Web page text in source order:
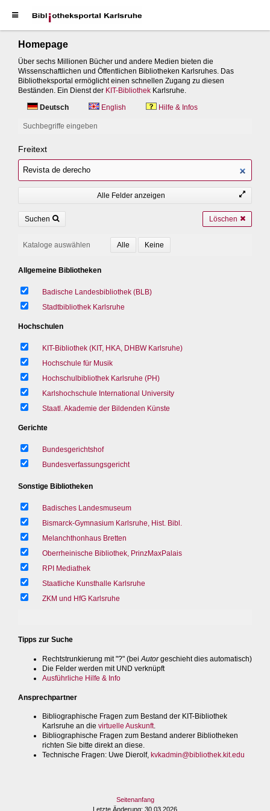
Homepage
Über sechs Millionen Bücher und andere Medien bieten die
Wissenschaftlichen und Öffentlichen Bibliotheken Karlsruhes. Das
Bibliotheksportal ermöglicht einen schnellen Zugang zu diesen
Beständen. Ein Dienst der KIT-Bibliothek Karlsruhe.
Deutsch
English Hilfe & Infos
Suchbegriffe eingeben
Freitext
Alle Felder anzeigen
Suchen Löschen
Kataloge auswählen
Allgemeine Bibliotheken
Badische Landesbibliothek (BLB)
Stadtbibliothek Karlsruhe
Hochschulen
KIT-Bibliothek (KIT, HKA, DHBW Karlsruhe)
Hochschule für Musik
Hochschulbibliothek Karlsruhe (PH)
Karlshochschule International University
Staatl. Akademie der Bildenden Künste
Gerichte
Bundesgerichtshof
Bundesverfassungsgericht
Sonstige Bibliotheken
Badisches Landesmuseum
Bismarck-Gymnasium Karlsruhe, Hist. Bibl.
Melanchthonhaus Bretten
Oberrheinische Bibliothek, PrinzMaxPalais
RPI Mediathek
Staatliche Kunsthalle Karlsruhe
ZKM und HfG Karlsruhe
Tipps zur Suche
Rechtstrunkierung mit "?" (bei Autorgeschieht dies automatisch)
Die Felder werden mit UND verknüpft
Ausführliche Hilfe & Info
Ansprechpartner
Bibliographische Fragen zum Bestand der KIT-Bibliothek
Karlsruhe an die virtuelle Auskunft.
Bibliographische Fragen zum Bestand anderer Bibliotheken
richten Sie bitte direkt an diese.
Technische Fragen: Uwe Dierolf, kvkadmin@bibliothek.kit.edu
Seitenanfang
Letzte Änderung: 30.03.2026